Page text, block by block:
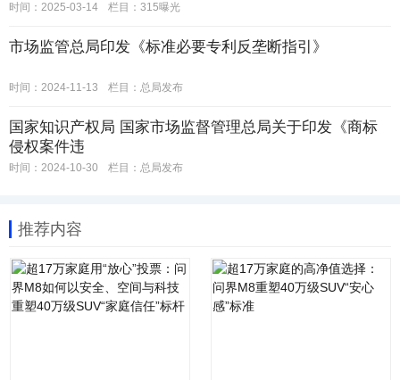
时间：2025-03-14 栏目： 315曝光
市场监管总局印发《标准必要专利反垄断指引》
时间：2024-11-13 栏目： 总局发布
国家知识产权局 国家市场监督管理总局关于印发《商标
侵权案件违
时间：2024-10-30 栏目： 总局发布
推荐内容